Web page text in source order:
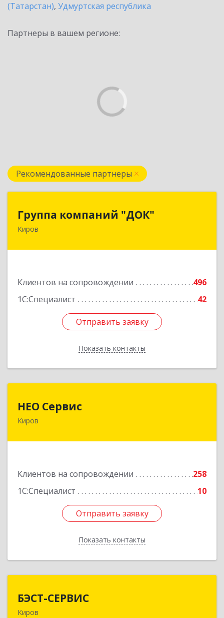
(Татарстан), Удмуртская республика
Партнеры в вашем регионе:
Рекомендованные партнеры
Группа компаний "ДОК"
Киров
Клиентов на сопровождении
496
1С:Специалист
42
Отправить заявку
Показать контакты
Группа компаний "ДОК"
610017, Кировская обл, Киров г, Горького ул,
Отправить заявку
Назад
НЕО Сервис
Киров
Клиентов на сопровождении
258
1С:Специалист
10
Отправить заявку
Показать контакты
610045, Кировская обл, Киров г, Ульяновская
Отправить заявку
Назад
БЭСТ-СЕРВИС
Киров